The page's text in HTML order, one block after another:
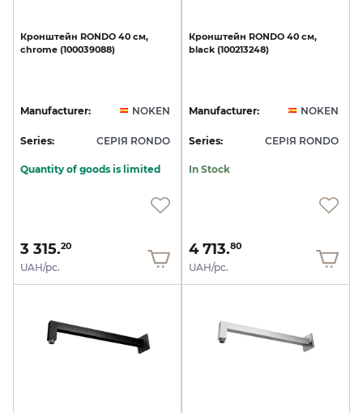
Кронштейн RONDO 40 см,
chrome (100039088)
Manufacturer: NOKEN
Series: СЕРІЯ RONDO
Quantity of goods is limited
3 315.20
UAH/pc.
Кронштейн RONDO 40 см,
black (100213248)
Manufacturer: NOKEN
Series: СЕРІЯ RONDO
In Stock
4 713.80
UAH/pc.